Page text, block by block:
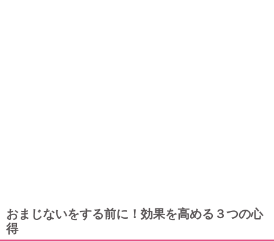
おまじないをする前に！効果を高める３つの心
得